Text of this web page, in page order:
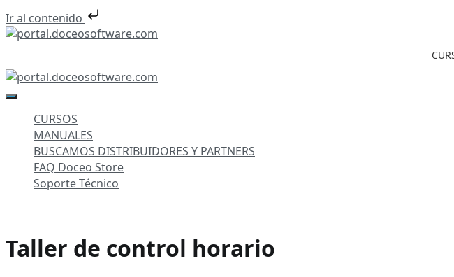
Ir al contenido
Saltar
portal.doceosoftware.com
CURSOS
MANUALES
BUSCAMOS DISTRIBUIDORES Y PARTNERS
FAQ Doceo Store
Soporte Técnico
Taller de control horario